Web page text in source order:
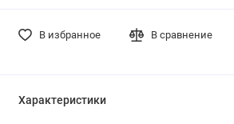
В избранное В сравнение
Характеристики